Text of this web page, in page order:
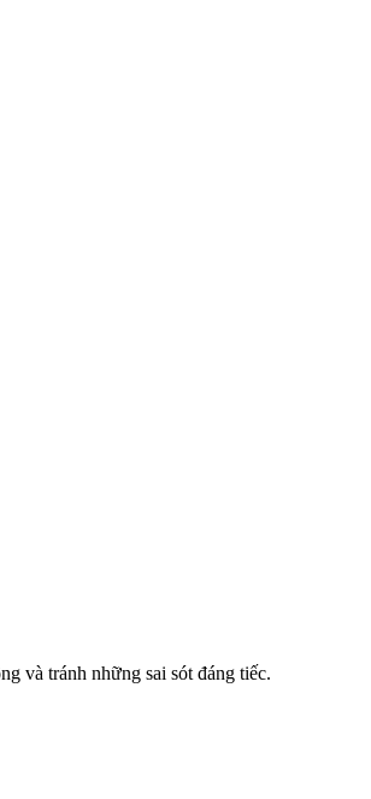
và tránh những sai sót đáng tiếc.